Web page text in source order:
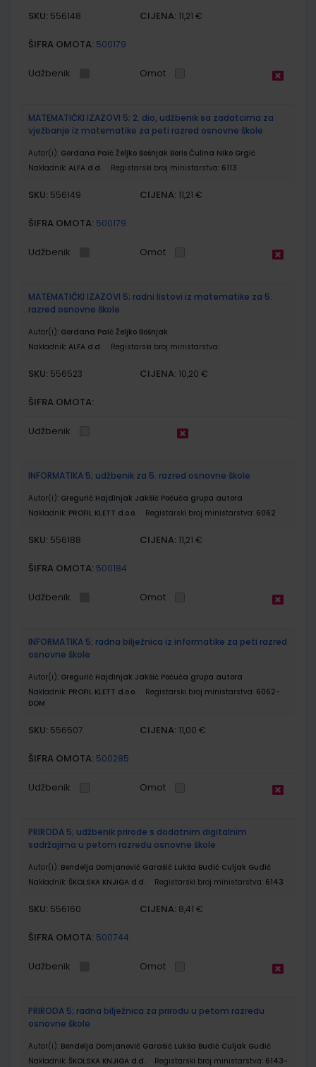
SKU: 556148 CIJENA: 11,21 €
ŠIFRA OMOTA: 500179
Udžbenik Omot
MATEMATIČKI IZAZOVI 5; 2. dio, udžbenik sa zadatcima za
vježbanje iz matematike za peti razred osnovne škole
Autor(i): Gordana Paić Željko Bošnjak Boris Čulina Niko Grgić
Nakladnik: ALFA d.d. Registarski broj ministarstva: 6113
SKU: 556149 CIJENA: 11,21 €
ŠIFRA OMOTA: 500179
Udžbenik Omot
MATEMATIČKI IZAZOVI 5; radni listovi iz matematike za 5.
razred osnovne škole
Autor(i): Gordana Paić Željko Bošnjak
Nakladnik: ALFA d.d. Registarski broj ministarstva:
SKU: 556523 CIJENA: 10,20 €
ŠIFRA OMOTA:
Udžbenik
INFORMATIKA 5; udžbenik za 5. razred osnovne škole
Autor(i): Gregurić Hajdinjak Jakšić Počuča grupa autora
Nakladnik: PROFIL KLETT d.o.o. Registarski broj ministarstva: 6062
SKU: 556188 CIJENA: 11,21 €
ŠIFRA OMOTA: 500184
Udžbenik Omot
INFORMATIKA 5; radna bilježnica iz informatike za peti razred
osnovne škole
Autor(i): Gregurić Hajdinjak Jakšić Počuča grupa autora
Nakladnik: PROFIL KLETT d.o.o. Registarski broj ministarstva: 6062-
DOM
SKU: 556507 CIJENA: 11,00 €
ŠIFRA OMOTA: 500285
Udžbenik Omot
PRIRODA 5; udžbenik prirode s dodatnim digitalnim
sadržajima u petom razredu osnovne škole
Autor(i): Bendelja Domjanović Garašić Lukša Budić Culjak Gudić
Nakladnik: ŠKOLSKA KNJIGA d.d. Registarski broj ministarstva: 6143
SKU: 556160 CIJENA: 8,41 €
ŠIFRA OMOTA: 500744
Udžbenik Omot
PRIRODA 5; radna bilježnica za prirodu u petom razredu
osnovne škole
Autor(i): Bendelja Domjanović Garašić Lukša Budić Culjak Gudić
Nakladnik: ŠKOLSKA KNJIGA d.d. Registarski broj ministarstva: 6143-